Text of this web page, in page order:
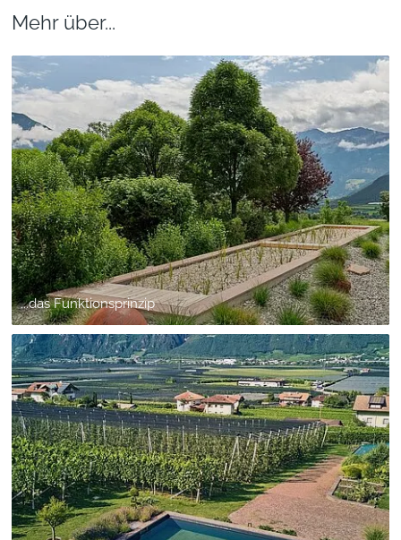
Mehr über...
...das Funktionsprinzip